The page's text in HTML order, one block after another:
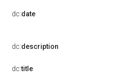
dc:date
dc:description
dc:title